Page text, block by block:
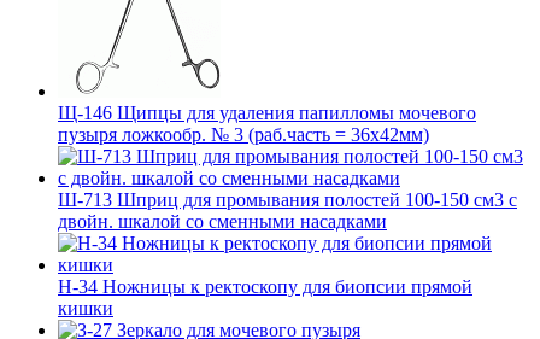
Щ-146 Щипцы для удаления папилломы мочевого
пузыря ложкообр. № 3 (раб.часть = 36х42мм)
Ш-713 Шприц для промывания полостей 100-150 см3 с
двойн. шкалой со сменными насадками
Н-34 Ножницы к ректоскопу для биопсии прямой
кишки